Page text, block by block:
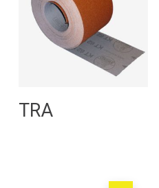
TRA